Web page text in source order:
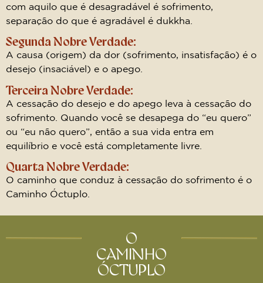
com aquilo que é desagradável é sofrimento,
separação do que é agradável é dukkha.
Segunda Nobre Verdade:
A causa (origem) da dor (sofrimento, insatisfação) é o
desejo (insaciável) e o apego.
Terceira Nobre Verdade:
A cessação do desejo e do apego leva à cessação do
sofrimento. Quando você se desapega do “eu quero”
ou “eu não quero”, então a sua vida entra em
equilíbrio e você está completamente livre.
Quarta Nobre Verdade:
O caminho que conduz à cessação do sofrimento é o
Caminho Óctuplo.
O
CAMINHO
ÓCTUPLO